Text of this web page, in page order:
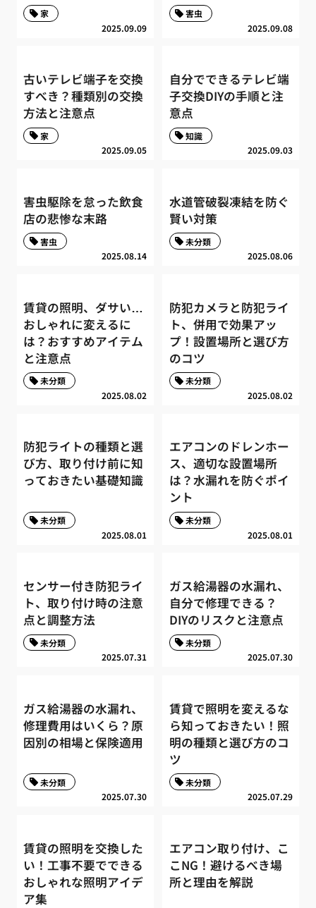
2025.09.09
家
2025.09.08
害虫
古いテレビ端子を交換
すべき？種類別の交換
方法と注意点
2025.09.05
家
自分でできるテレビ端
子交換DIYの手順と注
意点
2025.09.03
知識
害虫駆除を怠った飲食
店の悲惨な末路
2025.08.14
害虫
水道管破裂凍結を防ぐ
賢い対策
2025.08.06
未分類
賃貸の照明、ダサい…
おしゃれに変えるに
は？おすすめアイテム
と注意点
2025.08.02
未分類
防犯カメラと防犯ライ
ト、併用で効果アッ
プ！設置場所と選び方
のコツ
2025.08.02
未分類
防犯ライトの種類と選
び方、取り付け前に知
っておきたい基礎知識
2025.08.01
未分類
エアコンのドレンホー
ス、適切な設置場所
は？水漏れを防ぐポイ
ント
2025.08.01
未分類
センサー付き防犯ライ
ト、取り付け時の注意
点と調整方法
2025.07.31
未分類
ガス給湯器の水漏れ、
自分で修理できる？
DIYのリスクと注意点
2025.07.30
未分類
ガス給湯器の水漏れ、
修理費用はいくら？原
因別の相場と保険適用
2025.07.30
未分類
賃貸で照明を変えるな
ら知っておきたい！照
明の種類と選び方のコ
ツ
2025.07.29
未分類
賃貸の照明を交換した
い！工事不要でできる
おしゃれな照明アイデ
ア集
エアコン取り付け、こ
こNG！避けるべき場
所と理由を解説